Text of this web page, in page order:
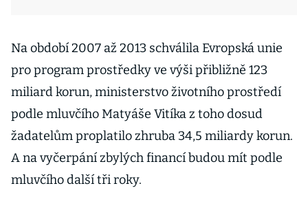
Na období 2007 až 2013 schválila Evropská unie
pro program prostředky ve výši přibližně 123
miliard korun, ministerstvo životního prostředí
podle mluvčího Matyáše Vitíka z toho dosud
žadatelům proplatilo zhruba 34,5 miliardy korun.
A na vyčerpání zbylých financí budou mít podle
mluvčího další tři roky.